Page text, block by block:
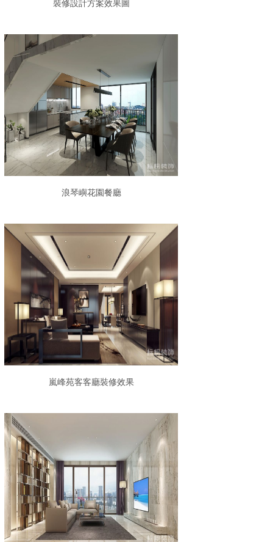
裝修設計方案效果圖
浪琴嶼花園餐廳
嵐峰苑客客廳裝修效果